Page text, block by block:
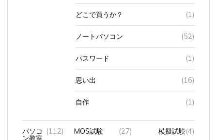
どこで買うか？ (1)
ノートパソコン (52)
パスワード (1)
思い出 (16)
自作 (1)
パソコ
ン教室
(112) MOS試験 (27) 模擬試験(4)